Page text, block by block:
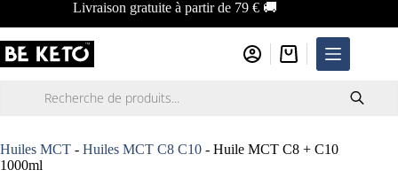
contenu
Livraison gratuite à partir de 79 € 🚚
Panier
d’achat
Huiles MCT - Huiles MCT C8 C10 - Huile MCT C8 + C10
1000ml